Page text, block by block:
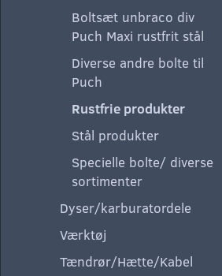
Boltsæt unbraco div
Puch Maxi rustfrit stål
Diverse andre bolte til
Puch
Rustfrie produkter
Stål produkter
Specielle bolte/ diverse
sortimenter
Dyser/karburatordele
Værktøj
Tændrør/Hætte/Kabel